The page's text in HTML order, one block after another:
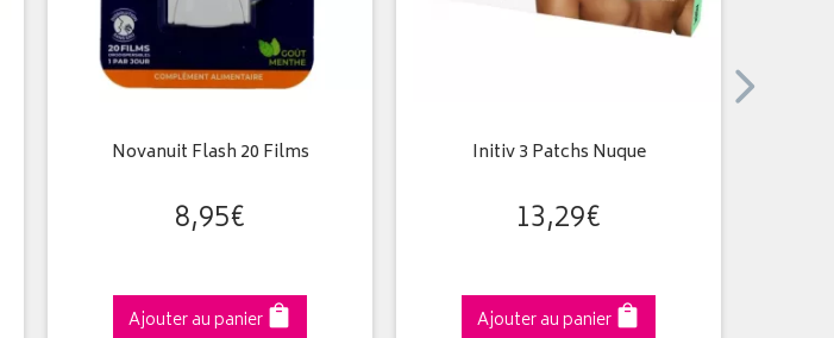
Novanuit Flash 20 Films
8,95€
Ajouter au panier
Initiv 3 Patchs Nuque
13,29€
Ajouter au panier